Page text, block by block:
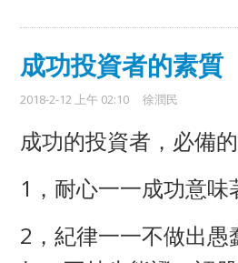
成功投資者的素質
2018-2-12 上午 02:10 徐潤民
成功的投資者，必備
1，耐心一一成功意味
2，紀律一一不做出愚